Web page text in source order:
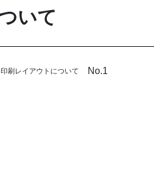
いて
刷レイアウトについて No.1